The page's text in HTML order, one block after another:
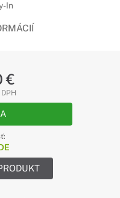
In
€